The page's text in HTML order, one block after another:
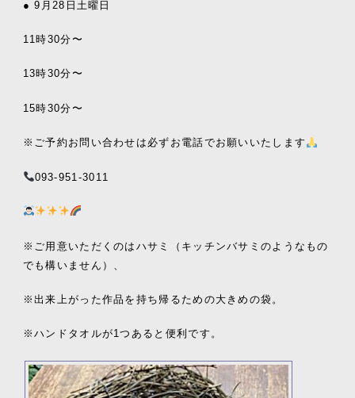
● 9月28日土曜日
11時30分〜
13時30分〜
15時30分〜
※ご予約お問い合わせは必ずお電話でお願いいたします
093-951-3011
※ご用意いただくのはハサミ（キッチンバサミのようなもの
でも構いません）、
※出来上がった作品を持ち帰るための大きめの袋。
※ハンドタオルが1つあると便利です。